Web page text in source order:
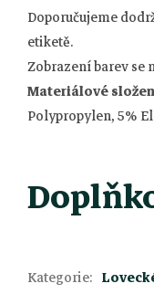
Doporučujeme
etiketě.
Zobrazení barev se
Materiálové
Polypropylen, 5%
Kategorie: